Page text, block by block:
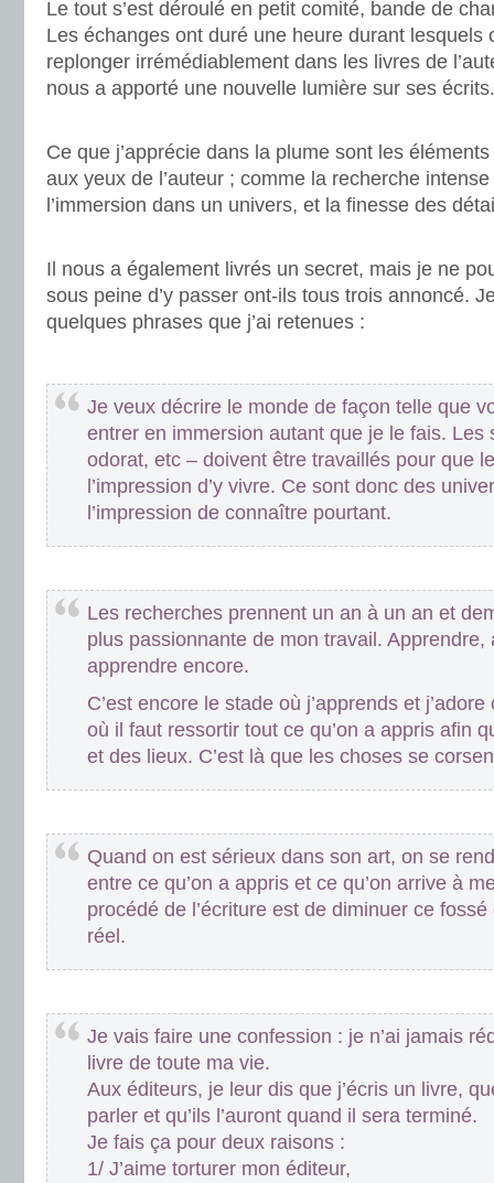
Le tout s’est déroulé en petit comité, bande de
Les échanges ont duré une heure durant lesquels
replonger irrémédiablement dans les livres de
nous a apporté une nouvelle lumière sur ses écrits.
Ce que j’apprécie dans la plume sont les
aux yeux de l’auteur ; comme la recherche
l’immersion dans un univers, et la finesse des
Il nous a également livrés un secret, mais je ne
sous peine d’y passer ont-ils tous trois annoncé.
quelques phrases que j’ai retenues :
Je veux décrire le monde de façon telle que
entrer en immersion autant que je le fais. Les
odorat, etc – doivent être travaillés pour que
l’impression d’y vivre. Ce sont donc des
l’impression de connaître pourtant.
Les recherches prennent un an à un an et
plus passionnante de mon travail. Apprendre,
apprendre encore.
C’est encore le stade où j’apprends et
où il faut ressortir tout ce qu’on a appris afin
et des lieux. C’est là que les choses se
Quand on est sérieux dans son art, on se
entre ce qu’on a appris et ce qu’on arrive à
procédé de l’écriture est de diminuer ce fossé
réel.
Je vais faire une confession : je n’ai jamais
livre de toute ma vie.
Aux éditeurs, je leur dis que j’écris un livre,
parler et qu’ils l’auront quand il sera terminé.
Je fais ça pour deux raisons :
1/ J’aime torturer mon éditeur,